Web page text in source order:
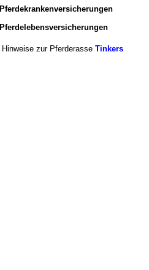
Pferdekrankenversicherungen
Pferdelebensversicherungen
Hinweise zur Pferderasse Tinkers